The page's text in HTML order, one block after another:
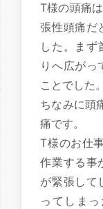
T様の頭痛
張性頭痛だ
した。まず
りへ広がっ
ことでした。
ちなみに頭
痛です。
T様のお仕
作業する事
が緊張して
ってしま